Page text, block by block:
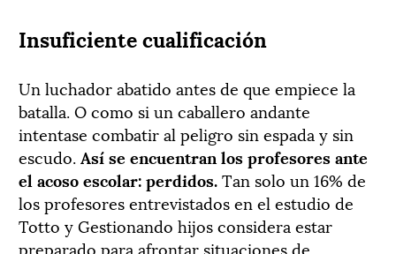
Insuficiente cualificación
Un luchador abatido antes de que empiece la
batalla. O como si un caballero andante
intentase combatir al peligro sin espada y sin
escudo. Así se encuentran los profesores ante
el acoso escolar: perdidos.Tan solo un 16% de
los profesores entrevistados en el estudio de
Totto y Gestionando hijos considera estar
preparado para afrontar situaciones de